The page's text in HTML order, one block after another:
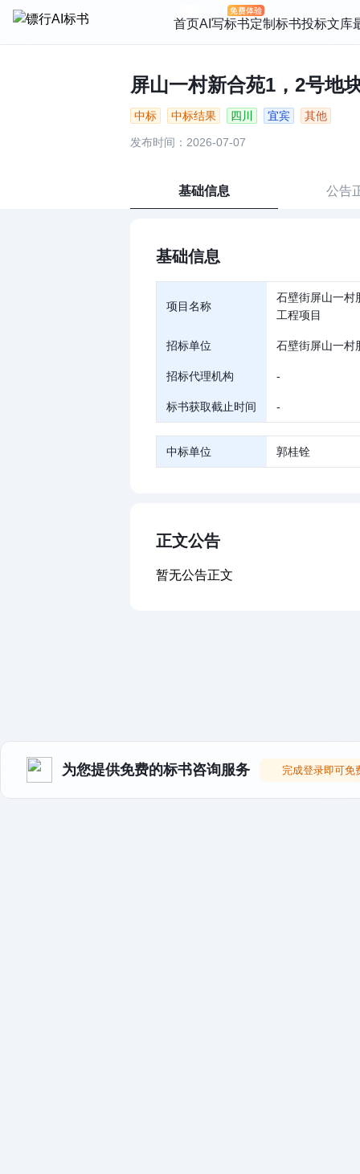
首页AI写标书定制标书投标文库
屏山一村新合苑1，2号地
中标 中标结果 四川 宜宾 其他
发布时间：2026-07-07
基础信息 公告
基础信息
项目名称
石壁街屏山一村
工程项目
招标单位 石壁街屏山一村
招标代理机构 -
标书获取截止时间 -
中标单位 郭桂铨
正文公告
暂无公告正文
为您提供免费的标书咨询服务 完成登录即可免